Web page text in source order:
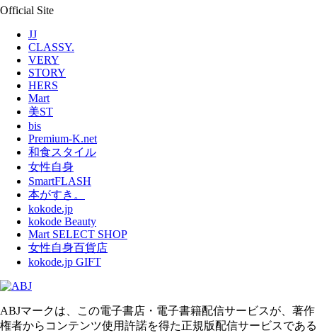
Official Site
JJ
CLASSY.
VERY
STORY
HERS
Mart
美ST
bis
Premium-K.net
和食スタイル
女性自身
SmartFLASH
本がすき。
kokode.jp
kokode Beauty
Mart SELECT SHOP
女性自身百貨店
kokode.jp GIFT
ABJマークは、この電子書店・電子書籍配信サービスが、著作
権者からコンテンツ使用許諾を得た正規版配信サービスである